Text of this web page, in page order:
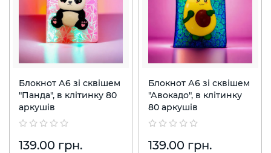
Блокнот А6 зі сквішем
"Панда", в клітинку 80
аркушів
139.00 грн.
Блокнот А6 зі сквішем
"Авокадо", в клітинку
80 аркушів
139.00 грн.